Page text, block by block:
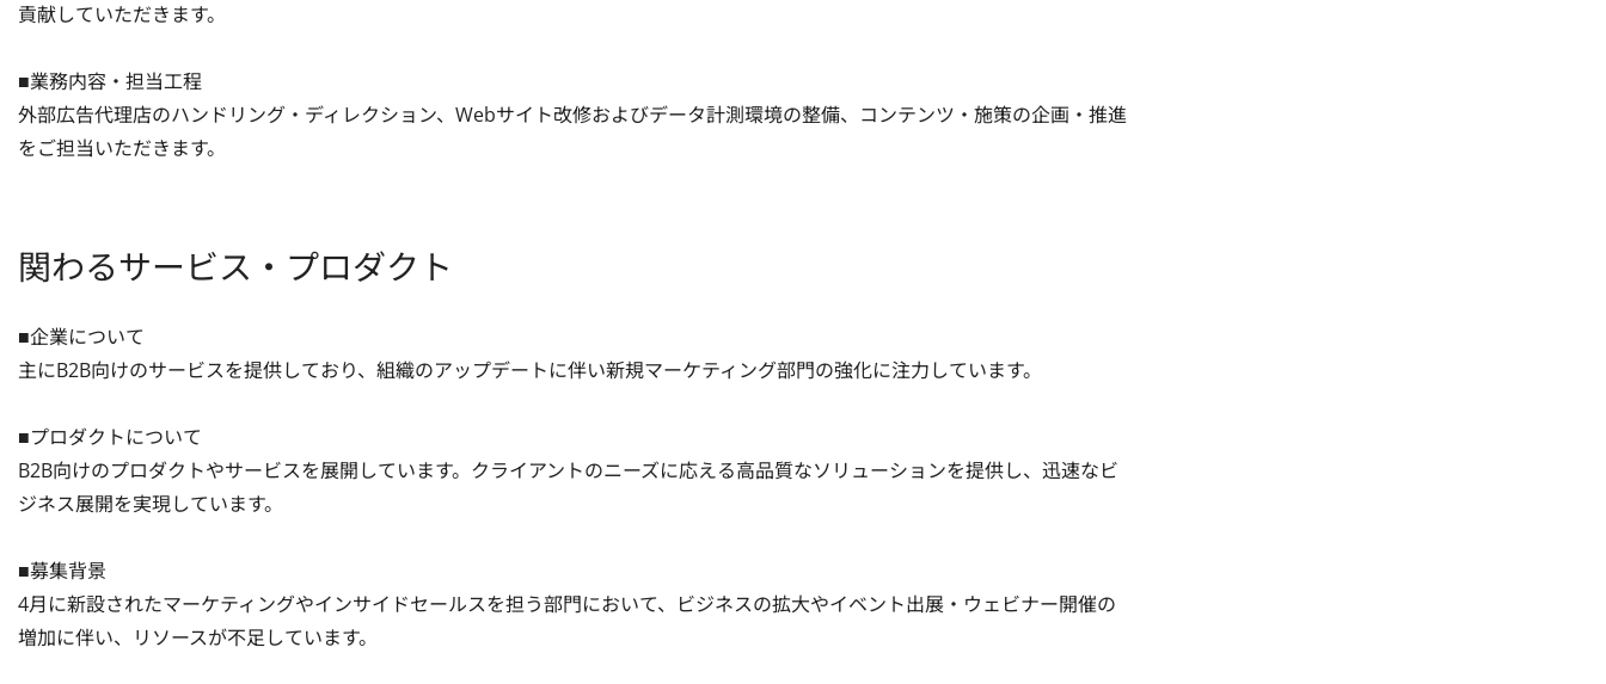
貢献していただきます。
■業務内容・担当工程
外部広告代理店のハンドリング・ディレクション、Webサイト改修およびデータ計測環境の整備、コンテンツ・施策の企画・推進
をご担当いただきます。
関わるサービス・プロダクト
■企業について
主にB2B向けのサービスを提供しており、組織のアップデートに伴い新規マーケティング部門の強化に注力しています。
■プロダクトについて
B2B向けのプロダクトやサービスを展開しています。クライアントのニーズに応える高品質なソリューションを提供し、迅速なビ
ジネス展開を実現しています。
■募集背景
4月に新設されたマーケティングやインサイドセールスを担う部門において、ビジネスの拡大やイベント出展・ウェビナー開催の
増加に伴い、リソースが不足しています。